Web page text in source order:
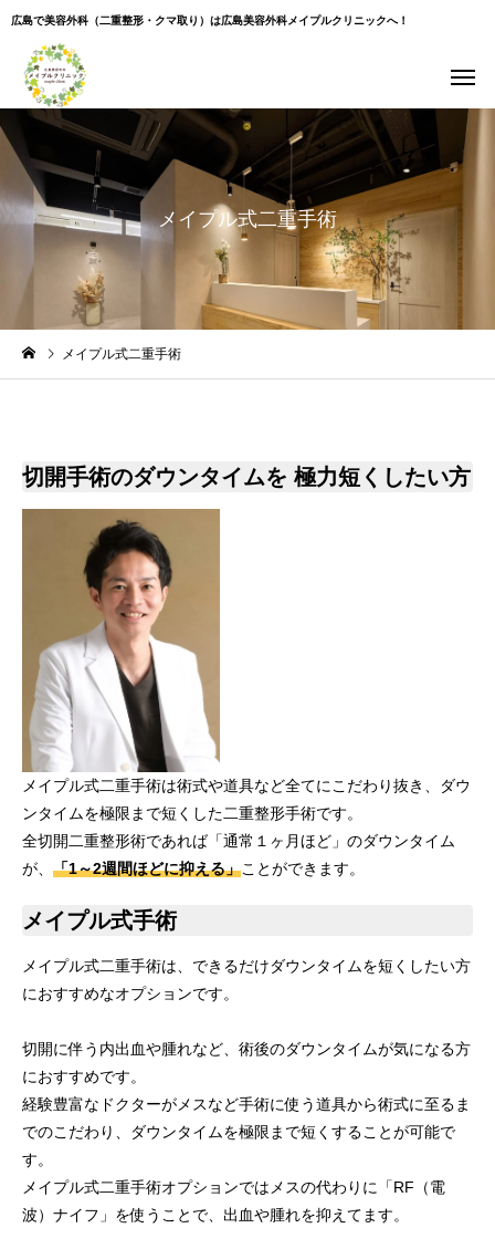
広島で美容外科（二重整形・クマ取り）は広島美容外科メイプルクリニックへ！
メイプル式二重手術
メイプル式二重手術
切開手術のダウンタイムを 極力短くしたい方
メイプル式二重手術は術式や道具など全てにこだわり抜き、ダウ
ンタイムを極限まで短くした二重整形手術です。
全切開二重整形術であれば「通常１ヶ月ほど」のダウンタイム
が、 「1～2週間ほどに抑える」ことができます。
メイプル式手術
メイプル式二重手術は、できるだけダウンタイムを短くしたい方
におすすめなオプションです。
切開に伴う内出血や腫れなど、術後のダウンタイムが気になる方
におすすめです。
経験豊富なドクターがメスなど手術に使う道具から術式に至るま
でのこだわり、ダウンタイムを極限まで短くすることが可能で
す。
メイプル式二重手術オプションではメスの代わりに「RF（電
波）ナイフ」を使うことで、出血や腫れを抑えてます。